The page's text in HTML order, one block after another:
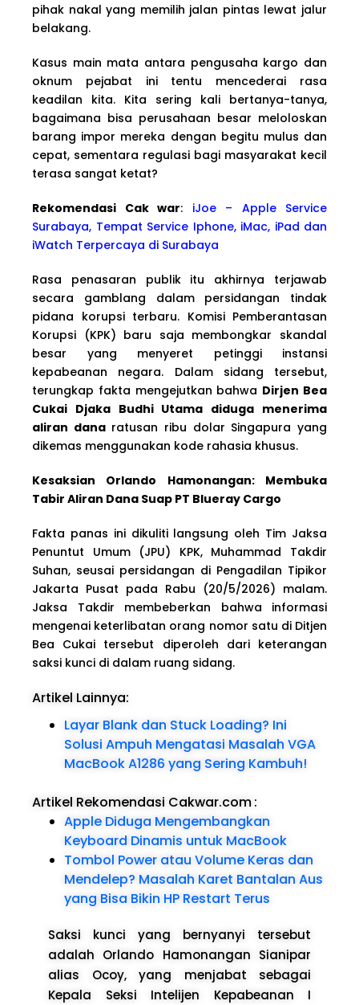
pihak nakal yang memilih jalan pintas lewat jalur
belakang.
Kasus main mata antara pengusaha kargo dan
oknum pejabat ini tentu mencederai rasa
keadilan kita. Kita sering kali bertanya-tanya,
bagaimana bisa perusahaan besar meloloskan
barang impor mereka dengan begitu mulus dan
cepat, sementara regulasi bagi masyarakat kecil
terasa sangat ketat?
Rekomendasi Cak war: iJoe – Apple Service
Surabaya, Tempat Service Iphone, iMac, iPad dan
iWatch Terpercaya di Surabaya
Rasa penasaran publik itu akhirnya terjawab
secara gamblang dalam persidangan tindak
pidana korupsi terbaru. Komisi Pemberantasan
Korupsi (KPK) baru saja membongkar skandal
besar yang menyeret petinggi instansi
kepabeanan negara. Dalam sidang tersebut,
terungkap fakta mengejutkan bahwa Dirjen Bea
Cukai Djaka Budhi Utama diduga menerima
aliran danaratusan ribu dolar Singapura yang
dikemas menggunakan kode rahasia khusus.
Kesaksian Orlando Hamonangan: Membuka
Tabir Aliran Dana Suap PT Blueray Cargo
Fakta panas ini dikuliti langsung oleh Tim Jaksa
Penuntut Umum (JPU) KPK, Muhammad Takdir
Suhan, seusai persidangan di Pengadilan Tipikor
Jakarta Pusat pada Rabu (20/5/2026) malam.
Jaksa Takdir membeberkan bahwa informasi
mengenai keterlibatan orang nomor satu di Ditjen
Bea Cukai tersebut diperoleh dari keterangan
saksi kunci di dalam ruang sidang.
Artikel Lainnya:
Layar Blank dan Stuck Loading? Ini
Solusi Ampuh Mengatasi Masalah VGA
MacBook A1286 yang Sering Kambuh!
Artikel Rekomendasi Cakwar.com:
Apple Diduga Mengembangkan
Keyboard Dinamis untuk MacBook
Tombol Power atau Volume Keras dan
Mendelep? Masalah Karet Bantalan Aus
yang Bisa Bikin HP Restart Terus
Saksi kunci yang bernyanyi tersebut
adalah Orlando Hamonangan Sianipar
alias Ocoy, yang menjabat sebagai
Kepala Seksi Intelijen Kepabeanan I